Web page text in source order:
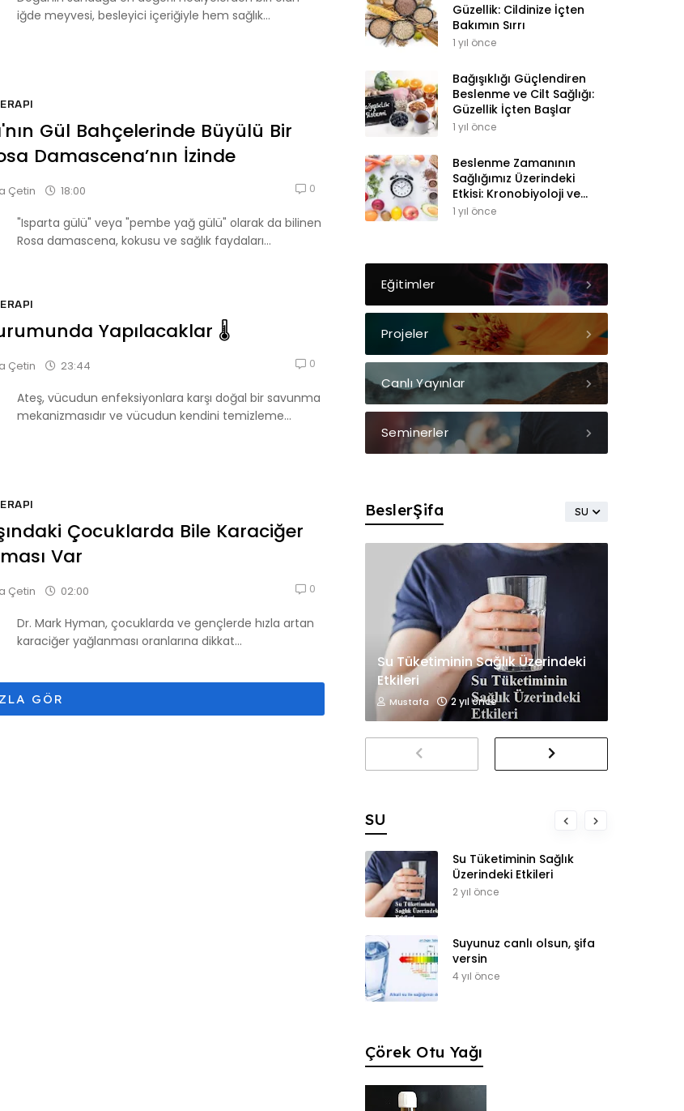
iğde meyvesi, besleyici içeriğiyle hem sağlık...
Gül Bahçelerinde Büyülü Bir
Damascena’nın İzinde
Çetin 18:00 0
"Isparta gülü" veya "pembe yağ gülü" olarak da bilinen
Rosa damascena, kokusu ve sağlık faydaları...
Yapılacaklar 🌡
Çetin 23:44 0
Ateş, vücudun enfeksiyonlara karşı doğal bir savunma
mekanizmasıdır ve vücudun kendini temizleme...
Çocuklarda Bile Karaciğer
Var
Çetin 02:00 0
Dr. Mark Hyman, çocuklarda ve gençlerde hızla artan
karaciğer yağlanması oranlarına dikkat...
Güzellik: Cildinize İçten
Bakımın Sırrı
1 yıl önce
Bağışıklığı Güçlendiren
Beslenme ve Cilt Sağlığı:
Güzellik İçten Başlar
1 yıl önce
Beslenme Zamanının
Sağlığımız Üzerindeki
Etkisi: Kronobiyoloji ve
Sirkadiyen Ritim
1 yıl önce
Eğitimler
Projeler
Canlı Yayınlar
Seminerler
SU
BeslerŞifa
Su Tüketiminin Sağlık Üzerindeki
Etkileri
Mustafa 2 yıl önce
SU
Su Tüketiminin Sağlık
Üzerindeki Etkileri
2 yıl önce
Suyunuz canlı olsun, şifa
versin
4 yıl önce
Çörek Otu Yağı